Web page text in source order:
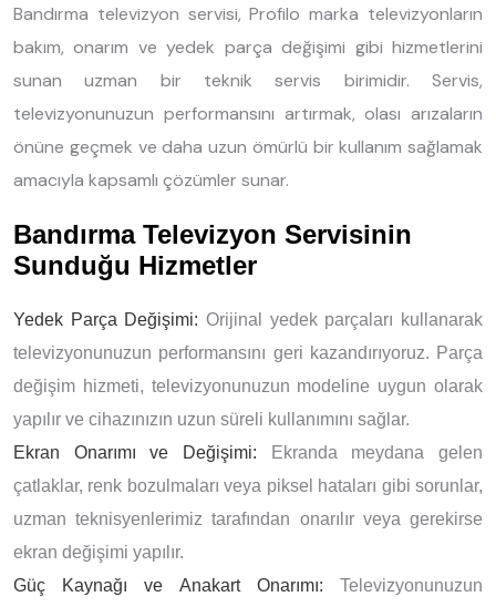
Bandırma televizyon servisi, Profilo marka televizyonların
bakım, onarım ve yedek parça değişimi gibi hizmetlerini
sunan uzman bir teknik servis birimidir. Servis,
televizyonunuzun performansını artırmak, olası arızaların
önüne geçmek ve daha uzun ömürlü bir kullanım sağlamak
amacıyla kapsamlı çözümler sunar.
Bandırma Televizyon Servisinin
Sunduğu Hizmetler
Yedek Parça Değişimi: Orijinal yedek parçaları kullanarak
televizyonunuzun performansını geri kazandırıyoruz. Parça
değişim hizmeti, televizyonunuzun modeline uygun olarak
yapılır ve cihazınızın uzun süreli kullanımını sağlar.
Ekran Onarımı ve Değişimi: Ekranda meydana gelen
çatlaklar, renk bozulmaları veya piksel hataları gibi sorunlar,
uzman teknisyenlerimiz tarafından onarılır veya gerekirse
ekran değişimi yapılır.
Güç Kaynağı ve Anakart Onarımı: Televizyonunuzun